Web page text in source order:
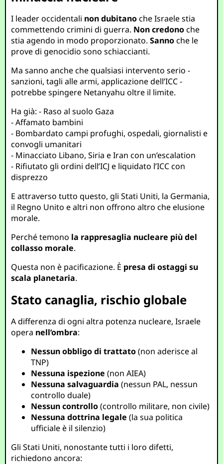
I leader occidentali non dubitanoche Israele stia
commettendo crimini di guerra. Non credonoche
stia agendo in modo proporzionato.Sannoche le
prove di genocidio sono schiaccianti.
Ma sanno anche che qualsiasi intervento serio -
sanzioni, tagli alle armi, applicazione dell’ICC -
potrebbe spingere Netanyahu oltre il limite.
Ha già: - Raso al suolo Gaza
- Affamato bambini
- Bombardato campi profughi, ospedali, giornalisti e
convogli umanitari
- Minacciato Libano, Siria e Iran con un’escalation
- Rifiutato gli ordini dell’ICJ e liquidato l’ICC con
disprezzo
E attraverso tutto questo, gli Stati Uniti, la Germania,
il Regno Unito e altri non offrono altro che elusione
morale.
Perché temono la rappresaglia nucleare più del
collasso morale.
Questa non è pacificazione. È presa di ostaggi su
scala planetaria.
Stato canaglia, rischio globale
A differenza di ogni altra potenza nucleare, Israele
opera nell’ombra:
Nessun obbligo di trattato(non aderisce al
TNP)
Nessuna ispezione (non AIEA)
Nessuna salvaguardia (nessun PAL, nessun
controllo duale)
Nessun controllo(controllo militare, non civile)
Nessuna dottrina legale (la sua politica
ufficiale è il silenzio)
Gli Stati Uniti, nonostante tutti i loro difetti,
richiedono ancora: